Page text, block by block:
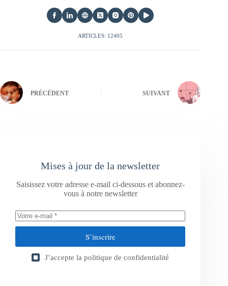
ARTICLES: 12405
PRÉCÉDENT SUIVANT
Mises à jour de la newsletter
Saisissez votre adresse e-mail ci-dessous et abonnez-
vous à notre newsletter
S’inscrire
J’accepte la politique de confidentialité